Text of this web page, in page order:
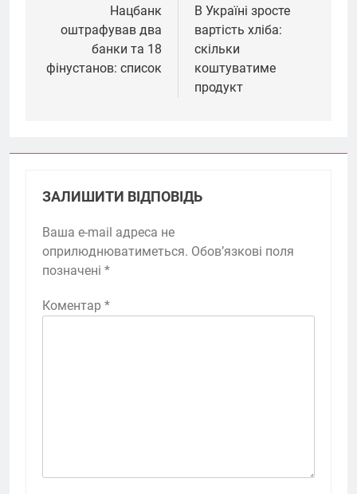
Нацбанк
оштрафував два
банки та 18
фінустанов: список
В Україні зросте
вартість хліба:
скільки
коштуватиме
продукт
ЗАЛИШИТИ ВІДПОВІДЬ
Ваша e-mail адреса не
оприлюднюватиметься. Обов’язкові поля
позначені *
Коментар *